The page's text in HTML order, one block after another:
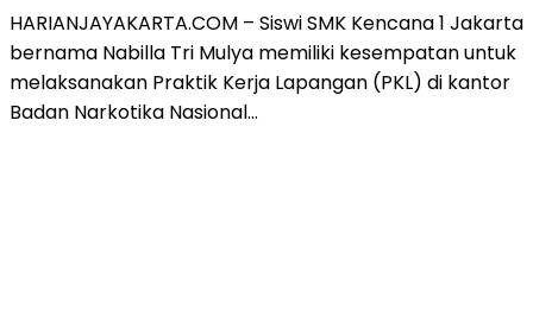
HARIANJAYAKARTA.COM – Siswi SMK Kencana 1 Jakarta
bernama Nabilla Tri Mulya memiliki kesempatan untuk
melaksanakan Praktik Kerja Lapangan (PKL) di kantor
Badan Narkotika Nasional…